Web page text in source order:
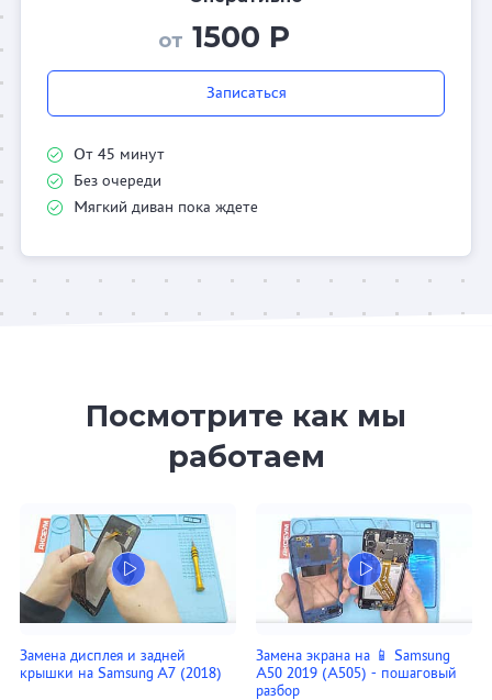
от 1500 Р
Записаться
От 45 минут
Без очереди
Мягкий диван пока ждете
Посмотрите как мы
работаем
Замена дисплея и задней
крышки на Samsung A7 (2018)
Замена экрана на 📱 Samsung
A50 2019 (A505) - пошаговый
разбор